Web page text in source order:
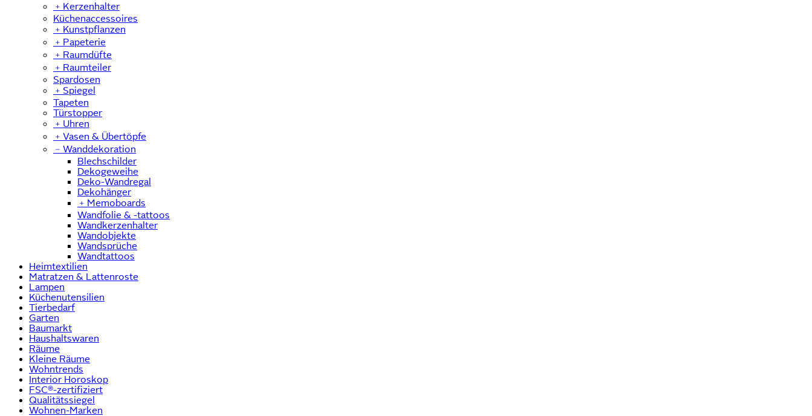
﹢ Kerzenhalter
Küchenaccessoires
﹢ Kunstpflanzen
﹢ Papeterie
﹢ Raumdüfte
﹢ Raumteiler
Spardosen
﹢ Spiegel
Tapeten
Türstopper
﹢ Uhren
﹢ Vasen & Übertöpfe
﹣ Wanddekoration
Blechschilder
Dekogeweihe
Deko-Wandregal
Dekohänger
﹢ Memoboards
Wandfolie & -tattoos
Wandkerzenhalter
Wandobjekte
Wandsprüche
Wandtattoos
Heimtextilien
Matratzen & Lattenroste
Lampen
Küchenutensilien
Tierbedarf
Garten
Baumarkt
Haushaltswaren
Räume
Kleine Räume
Wohntrends
Interior Horoskop
FSC®-zertifiziert
Qualitätssiegel
Wohnen-Marken